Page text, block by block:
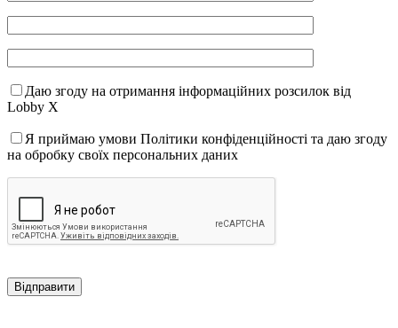
Даю згоду на отримання інформаційних розсилок від
Lobby X
Я приймаю умови Політики конфіденційності та даю згоду
на обробку своїх персональних даних